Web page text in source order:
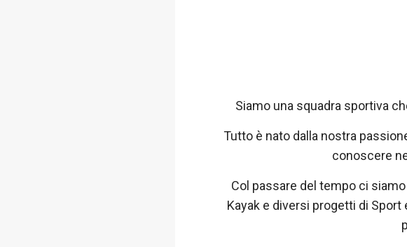
Siamo una squadra sportiva
Tutto è nato dalla nostra
conoscere
Col passare del tempo ci
Kayak e diversi progetti di